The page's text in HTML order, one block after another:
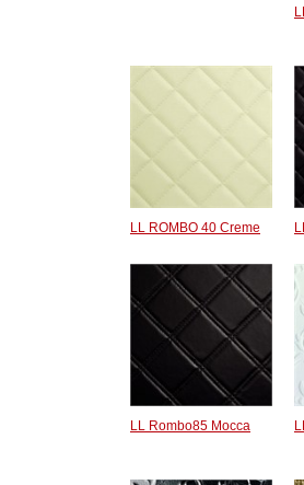
LL ROMBO 40 Creme
LL Rombo85 Mocca